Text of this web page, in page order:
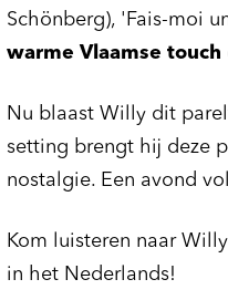
Schönberg), 'Fais-moi
warme Vlaamse touch
Nu blaast Willy dit
setting brengt hij deze
nostalgie. Een avond
Kom luisteren naar
in het Nederlands!